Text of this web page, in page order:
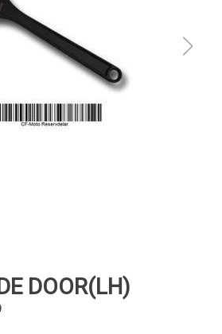
Reservdelar
Sprängskisser
DOOR(LH)